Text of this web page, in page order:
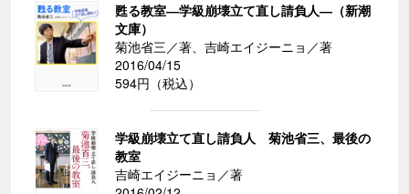
甦る教室―学級崩壊立て直し請負人―（新潮
文庫）
菊池省三／著、吉崎エイジーニョ／著
2016/04/15
594円（税込）
学級崩壊立て直し請負人 菊池省三、最後の
教室
吉崎エイジーニョ／著